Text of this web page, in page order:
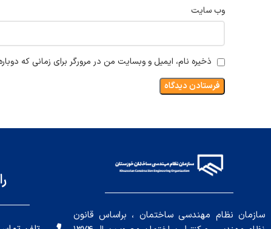
وب‌ سایت
ذخیره نام، ایمیل و وبسایت من در مرورگر برای زمانی که
سازمان نظام مهندسی ساختمان ، براساس قانون